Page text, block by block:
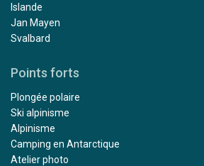
Islande
Jan Mayen
Svalbard
Points forts
Plongée polaire
Ski alpinisme
Alpinisme
Camping en Antarctique
Atelier photo